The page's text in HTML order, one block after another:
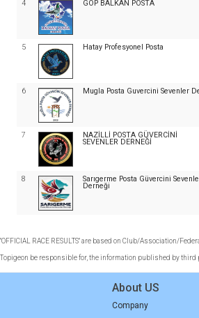
4 GOP BALKAN POSTA
5 Hatay Profesyonel Posta
6 Mugla Posta Guvercini Sevenler
7 NAZİLLİ POSTA GÜVERCİNİ
SEVENLER DERNEĞİ
8 Sarıgerme Posta Güvercini
Derneği
"OFFICIAL RACE RESULTS" are based on Club/Association/
Topigeon be responsible for, the information published by third
About US
Company